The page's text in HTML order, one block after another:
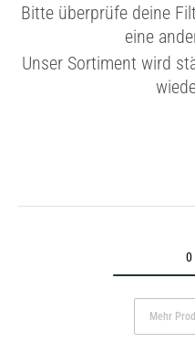
Bitte überprüfe deine
eine
Unser Sortiment wird
0
Mehr